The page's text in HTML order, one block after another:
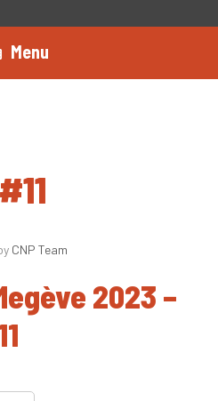
Menu
CNP Team
2023 –